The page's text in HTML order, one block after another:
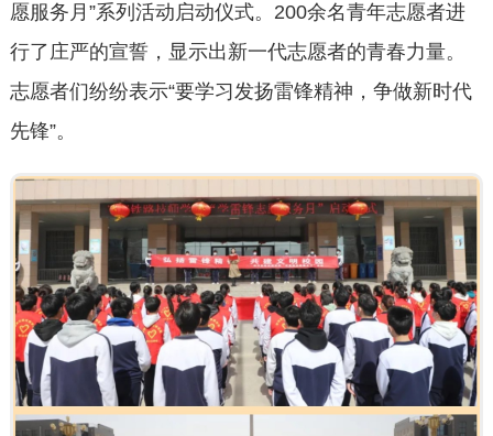
愿服务月”系列活动启动仪式。200余名青年志愿者进
行了庄严的宣誓，显示出新一代志愿者的青春力量。
志愿者们纷纷表示“要学习发扬雷锋精神，争做新时代
先锋”。